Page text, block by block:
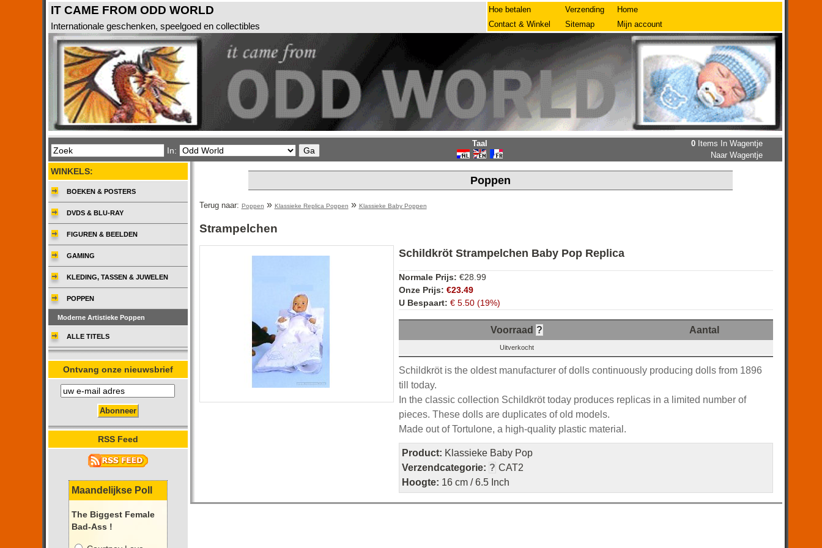
IT CAME FROM ODD WORLD
Internationale geschenken, speelgoed en collectibles
Hoe betalen
Contact & Winkel
Verzending
Sitemap
Home
Mijn account
In:
Taal 0Items In Wagentje
Naar Wagentje
Poppen
Terug naar: Poppen » Klassieke Replica Poppen » Klassieke Baby Poppen
Strampelchen
Schildkröt Strampelchen Baby Pop Replica
Normale Prijs: €28.99
Onze Prijs: €23.49
U Bespaart: € 5.50 (19%)
Voorraad ? Aantal
Uitverkocht
Schildkröt is the oldest manufacturer of dolls continuously producing dolls from 1896
till today.
In the classic collection Schildkröt today produces replicas in a limited number of
pieces. These dolls are duplicates of old models.
Made out of Tortulone, a high-quality plastic material.
Product: Klassieke Baby Pop
Verzendcategorie: ? CAT2
Hoogte: 16 cm / 6.5 Inch
WINKELS:
BOEKEN & POSTERS
DVDS & BLU-RAY
FIGUREN & BEELDEN
GAMING
KLEDING, TASSEN & JUWELEN
POPPEN
Moderne Artistieke Poppen
ALLE TITELS
Ontvang onze nieuwsbrief
RSS Feed
Maandelijkse Poll
The Biggest Female
Bad-Ass !